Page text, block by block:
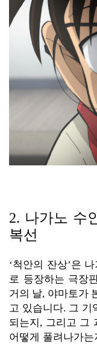
2. 나가노 수
복선
‘척안의 잔상’은
로 등장하는 극장
거의 날, 야마토가
고 있습니다. 그 기
되는지, 그리고 그
어떻게 풀려나가